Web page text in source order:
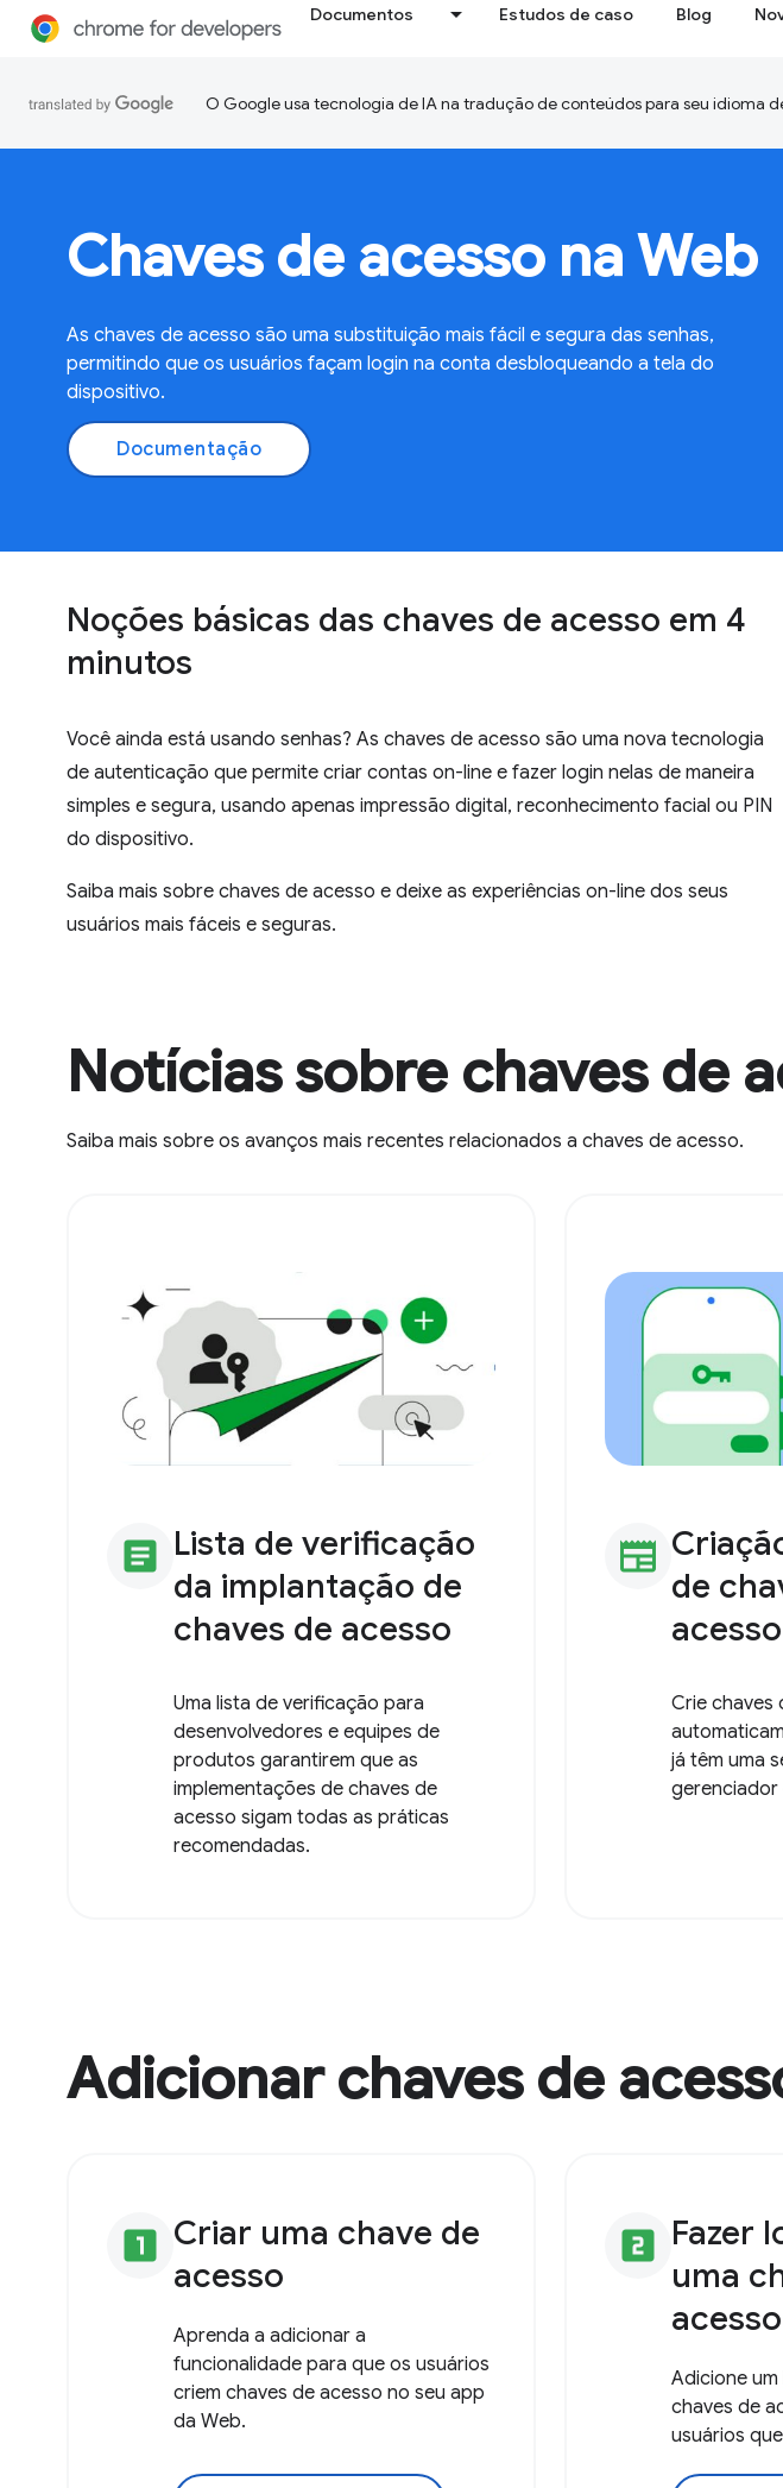
Documentos Estudos de caso Blog
O Google usa tecnologia de IA na tradução de conteúdos para seu idioma
Chaves de acesso na Web
As chaves de acesso são uma substituição mais fácil e segura das senhas,
permitindo que os usuários façam login na conta desbloqueando a tela do
dispositivo.
Documentação
Noções básicas das chaves de acesso em 4
minutos
Você ainda está usando senhas? As chaves de acesso são uma nova tecnologia
de autenticação que permite criar contas on-line e fazer login nelas de maneira
simples e segura, usando apenas impressão digital, reconhecimento facial ou PIN
do dispositivo.
Saiba mais sobre chaves de acesso e deixe as experiências on-line dos seus
usuários mais fáceis e seguras.
Notícias sobre chaves de
Saiba mais sobre os avanços mais recentes relacionados a chaves de acesso.
article Lista de verificação
da implantação de
chaves de acesso
Uma lista de verificação para
desenvolvedores e equipes de
produtos garantirem que as
implementações de chaves de
acesso sigam todas as práticas
recomendadas.
newspaper
de
acesso
Crie chaves
já têm uma
gerenciador
Adicionar chaves de
looks_one Criar uma chave de
acesso
Aprenda a adicionar a
funcionalidade para que os usuários
criem chaves de acesso no seu app
da Web.
looks_two Fazer
uma
acesso
Adicione
chaves de
usuários